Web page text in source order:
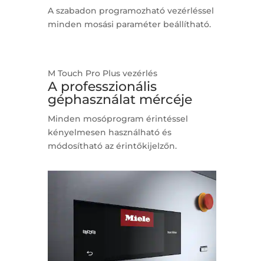
A szabadon programozható vezérléssel
minden mosási paraméter beállítható.
M Touch Pro Plus vezérlés
A professzionális
géphasználat mércéje
Minden mosóprogram érintéssel
kényelmesen használható és
módosítható az érintőkijelzőn.